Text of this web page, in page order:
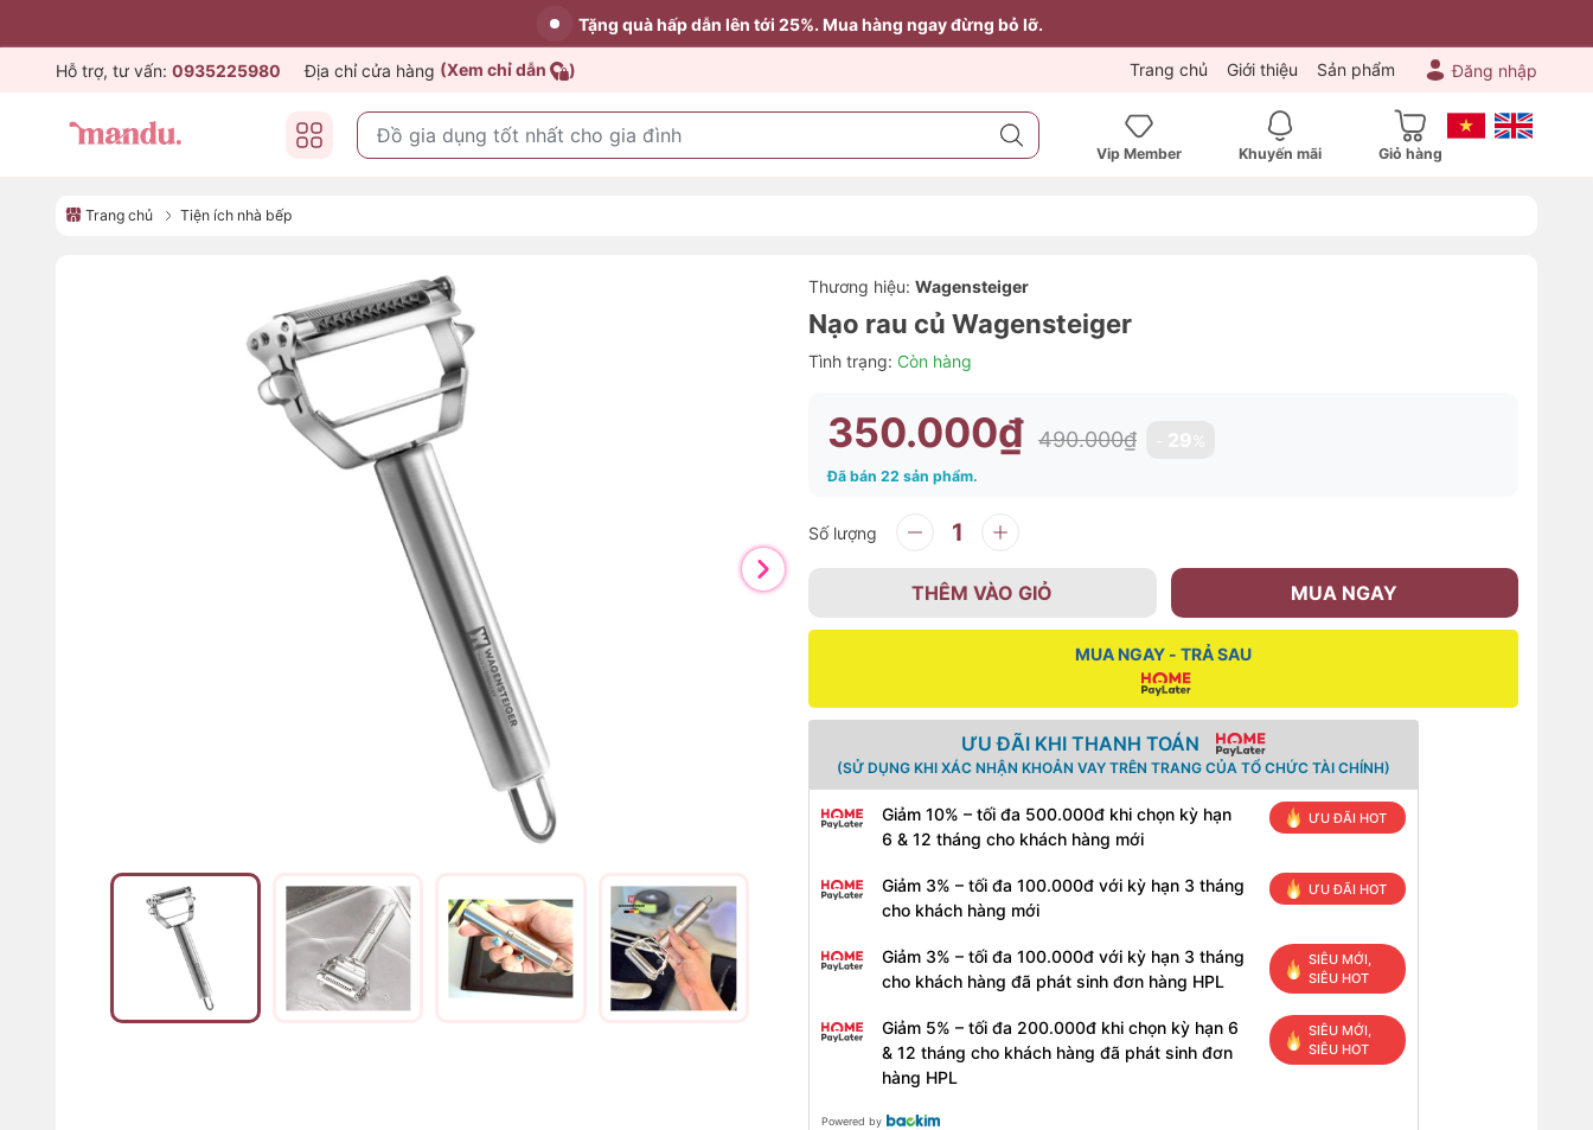
Tặng quà hấp dẫn lên tới 25%. Mua hàng ngay đừng bỏ lỡ.
Hỗ trợ, tư vấn: 0935225980 Địa chỉ cửa hàng (Xem chỉ dẫn ) Trang chủ Giới thiệu Sản phẩm Đăng nhập
Vip Member Khuyến mãi Giỏ hàng
Trang chủ Tiện ích nhà bếp
Thương hiệu: Wagensteiger
Nạo rau củ Wagensteiger
Tình trạng: Còn hàng
350.000₫ 490.000₫
Đã bán 22 sản phẩm.
Số lượng
THÊM VÀO GIỎ MUA NGAY
MUA NGAY - TRẢ SAU
ƯU ĐÃI KHI THANH TOÁN
(SỬ DỤNG KHI XÁC NHẬN KHOẢN VAY TRÊN TRANG CỦA TỔ CHỨC TÀI CHÍNH)
Giảm 10% – tối đa 500.000đ khi chọn kỳ hạn
6 & 12 tháng cho khách hàng mới
ƯU ĐÃI HOT
Giảm 3% – tối đa 100.000đ với kỳ hạn 3 tháng
cho khách hàng mới
ƯU ĐÃI HOT
Giảm 3% – tối đa 100.000đ với kỳ hạn 3 tháng
cho khách hàng đã phát sinh đơn hàng HPL
SIÊU MỚI,
SIÊU HOT
Giảm 5% – tối đa 200.000đ khi chọn kỳ hạn 6
& 12 tháng cho khách hàng đã phát sinh đơn
hàng HPL
SIÊU MỚI,
SIÊU HOT
Powered by